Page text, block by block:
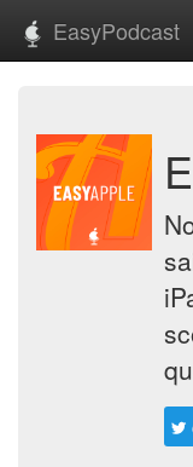
EasyPodcast